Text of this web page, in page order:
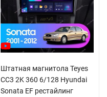
Штатная магнитола Teyes
CC3 2K 360 6/128 Hyundai
Sonata EF рестайлинг